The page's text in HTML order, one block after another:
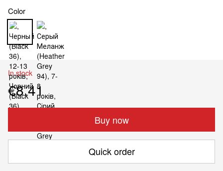
Color
In stock
€8.41
Buy now
Quick order